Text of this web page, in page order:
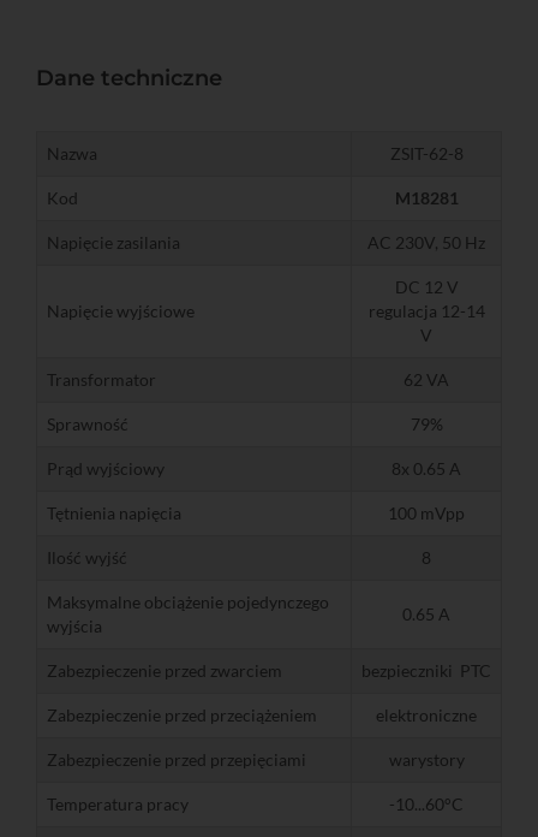
Dane techniczne
Nazwa ZSIT-62-8
Kod M18281
Napięcie zasilania AC 230V, 50 Hz
Napięcie wyjściowe
DC 12 V
regulacja 12-14
V
Transformator 62 VA
Sprawność 79%
Prąd wyjściowy 8x 0.65 A
Tętnienia napięcia 100 mVpp
Ilość wyjść 8
Maksymalne obciążenie pojedynczego
wyjścia
0.65 A
Zabezpieczenie przed zwarciem bezpieczniki PTC
Zabezpieczenie przed przeciążeniem elektroniczne
Zabezpieczenie przed przepięciami warystory
Temperatura pracy -10...60°C